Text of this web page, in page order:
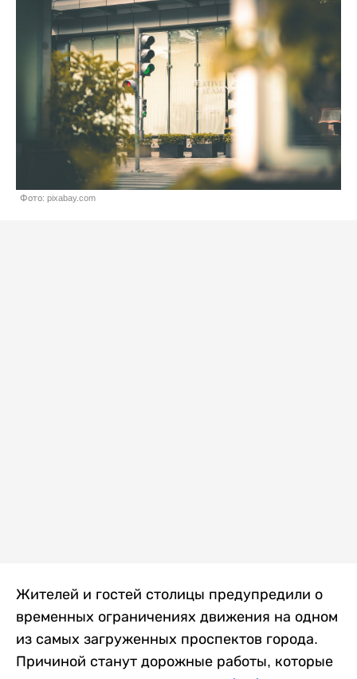
Фото: pixabay.com
Жителей и гостей столицы предупредили о
временных ограничениях движения на одном
из самых загруженных проспектов города.
Причиной станут дорожные работы, которые